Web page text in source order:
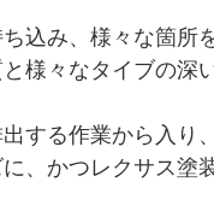
込み、様々な箇所
様々なタイブの深
する作業から入り
、かつレクサス塗